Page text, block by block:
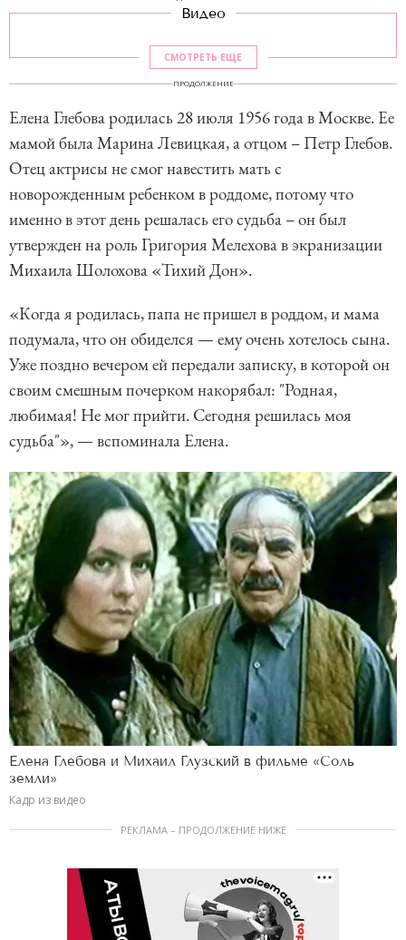
Видео
СМОТРЕТЬ ЕЩЕ
ПРОДОЛЖЕНИЕ
Елена Глебова родилась 28 июля 1956 года в Москве. Ее
мамой была Марина Левицкая, а отцом – Петр Глебов.
Отец актрисы не смог навестить мать с
новорожденным ребенком в роддоме, потому что
именно в этот день решалась его судьба – он был
утвержден на роль Григория Мелехова в экранизации
Михаила Шолохова «Тихий Дон».
«Когда я родилась, папа не пришел в роддом, и мама
подумала, что он обиделся — ему очень хотелось сына.
Уже поздно вечером ей передали записку, в которой он
своим смешным почерком накорябал: "Родная,
любимая! Не мог прийти. Сегодня решилась моя
судьба"», — вспоминала Елена.
Елена Глебова и Михаил Глузский в фильме «Соль
земли»
Кадр из видео
РЕКЛАМА – ПРОДОЛЖЕНИЕ НИЖЕ